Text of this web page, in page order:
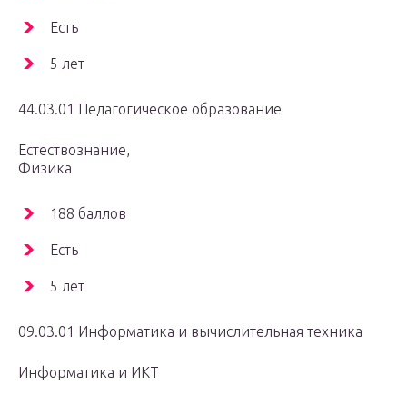
Есть
5 лет
44.03.01 Педагогическое образование
Естествознание,
Физика
188 баллов
Есть
5 лет
09.03.01 Информатика и вычислительная техника
Информатика и ИКТ